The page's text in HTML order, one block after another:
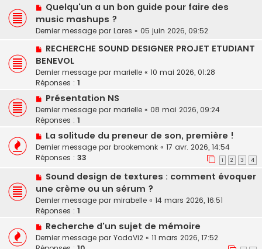
Quelqu'un a un bon guide pour faire des
music mashups ?
Dernier message par Lares « 05 juin 2026, 09:52
RECHERCHE SOUND DESIGNER PROJET ETUDIANT
BENEVOL
Dernier message par marielle « 10 mai 2026, 01:28
Réponses : 1
Présentation NS
Dernier message par marielle « 08 mai 2026, 09:24
Réponses : 1
La solitude du preneur de son, première !
Dernier message par brookemonk « 17 avr. 2026, 14:54
Réponses : 33 1 2 3 4
Sound design de textures : comment évoquer
une crème ou un sérum ?
Dernier message par mirabelle « 14 mars 2026, 16:51
Réponses : 1
Recherche d'un sujet de mémoire
Dernier message par YodaVi2 « 11 mars 2026, 17:52